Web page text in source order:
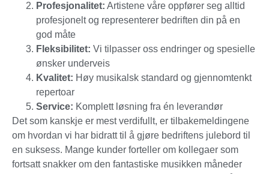
Profesjonalitet: Artistene våre oppfører seg alltid
profesjonelt og representerer bedriften din på en
god måte
Fleksibilitet: Vi tilpasser oss endringer og spesielle
ønsker underveis
Kvalitet: Høy musikalsk standard og gjennomtenkt
repertoar
Service: Komplett løsning fra én leverandør
Det som kanskje er mest verdifullt, er tilbakemeldingene
om hvordan vi har bidratt til å gjøre bedriftens julebord til
en suksess. Mange kunder forteller om kollegaer som
fortsatt snakker om den fantastiske musikken måneder